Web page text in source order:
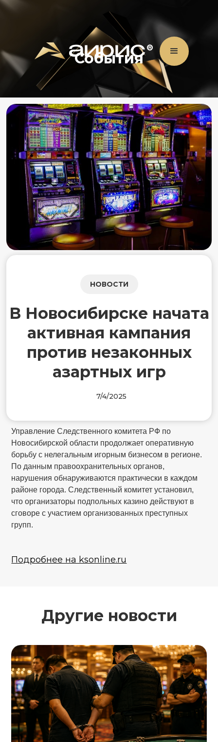
События
НОВОСТИ
В Новосибирске начата
активная кампания
против незаконных
азартных игр
7/4/2025
Управление Следственного комитета РФ по
Новосибирской области продолжает оперативную
борьбу с нелегальным игорным бизнесом в регионе.
По данным правоохранительных органов,
нарушения обнаруживаются практически в каждом
районе города. Следственный комитет установил,
что организаторы подпольных казино действуют в
сговоре с участием организованных преступных
групп.
Подробнее на ksonline.ru
Другие новости